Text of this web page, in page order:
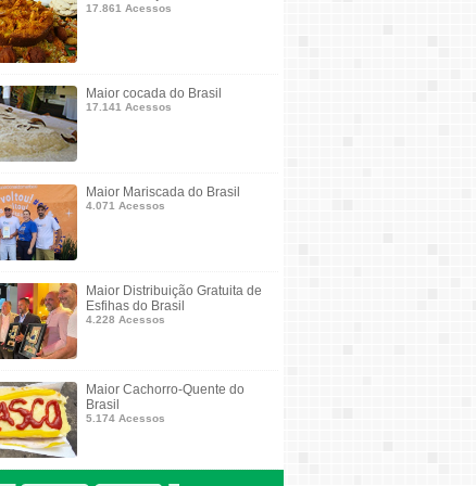
17.861 Acessos
Maior cocada do Brasil
17.141 Acessos
Maior Mariscada do Brasil
4.071 Acessos
Maior Distribuição Gratuita de
Esfihas do Brasil
4.228 Acessos
Maior Cachorro-Quente do
Brasil
5.174 Acessos